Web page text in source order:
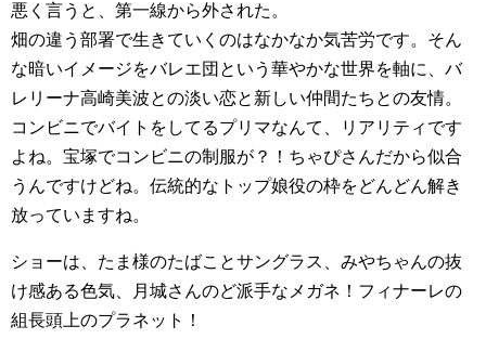
悪く言うと、第一線から外された。
畑の違う部署で生きていくのはなかなか気苦労です。そん
な暗いイメージをバレエ団という華やかな世界を軸に、バ
レリーナ高崎美波との淡い恋と新しい仲間たちとの友情。
コンビニでバイトをしてるプリマなんて、リアリティです
よね。宝塚でコンビニの制服が？！ちゃぴさんだから似合
うんですけどね。伝統的なトップ娘役の枠をどんどん解き
放っていますね。
ショーは、たま様のたばことサングラス、みやちゃんの抜
け感ある色気、月城さんのど派手なメガネ！フィナーレの
組長頭上のプラネット！